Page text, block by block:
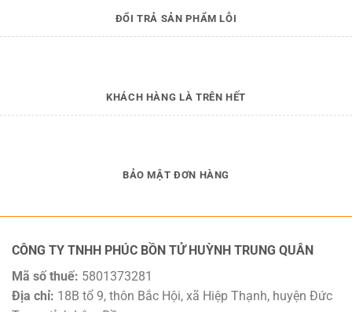
ĐỔI TRẢ SẢN PHẨM LỖI
KHÁCH HÀNG LÀ TRÊN HẾT
BẢO MẬT ĐƠN HÀNG
CÔNG TY TNHH PHÚC BỒN TỬ HUỲNH TRUNG QUÂN
Mã số thuế: 5801373281
Địa chỉ: 18B tổ 9, thôn Bắc Hội, xã Hiệp Thạnh, huyện Đức